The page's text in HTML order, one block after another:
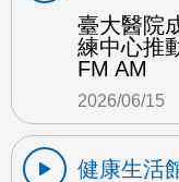
臺大醫院
練中心推
FM AM
2026/06/15
健康生活